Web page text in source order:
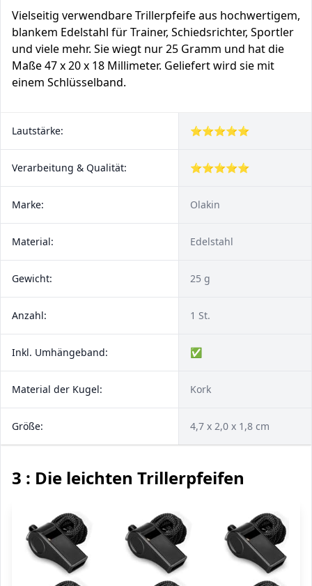
Vielseitig verwendbare Trillerpfeife aus hochwertigem,
blankem Edelstahl für Trainer, Schiedsrichter, Sportler
und viele mehr. Sie wiegt nur 25 Gramm und hat die
Maße 47 x 20 x 18 Millimeter. Geliefert wird sie mit
einem Schlüsselband.
Lautstärke: ⭐⭐⭐⭐⭐
Verarbeitung & Qualität: ⭐⭐⭐⭐⭐
Marke: Olakin
Material: Edelstahl
Gewicht: 25 g
Anzahl: 1 St.
Inkl. Umhängeband: ✅
Material der Kugel: Kork
Größe: 4,7 x 2,0 x 1,8 cm
3 : Die leichten Trillerpfeifen